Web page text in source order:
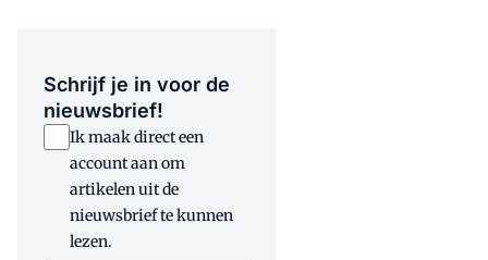
Schrijf je in voor de
nieuwsbrief!
Ik maak direct een
account aan om
artikelen uit de
nieuwsbrief te kunnen
lezen.